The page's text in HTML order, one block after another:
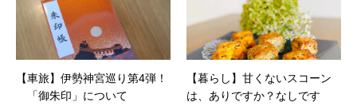
【車旅】伊勢神宮巡り第4弾！
「御朱印」について
【暮らし】甘くないスコーン
は、ありですか？なしです